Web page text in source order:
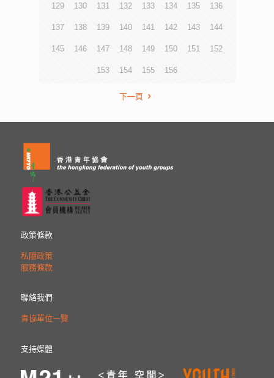
129 130 131 132 133 134 135 136
137 138 139 140 141 142 143 144
145 146 147 148 149 150 151 152
153 154 155 156
下一頁
政策條款
私隱政策
服務條款
聯絡我們
青協單位一覽
支持媒體